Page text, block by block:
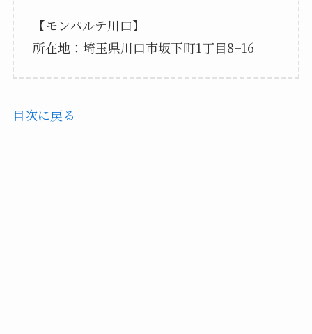
【モンパルテ川口】
所在地：埼玉県川口市坂下町1丁目8−16
目次に戻る